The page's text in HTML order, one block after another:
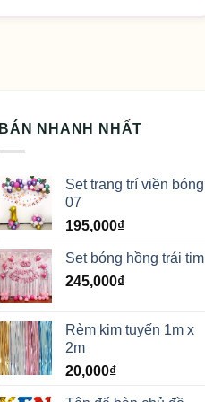
BÁN NHANH NHẤT
Set trang trí viền bóng
07
195,000₫
Set bóng hồng trái tim
245,000₫
Rèm kim tuyến 1m x
2m
20,000₫